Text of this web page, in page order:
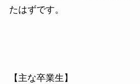
たはずです。
【主な卒業生】